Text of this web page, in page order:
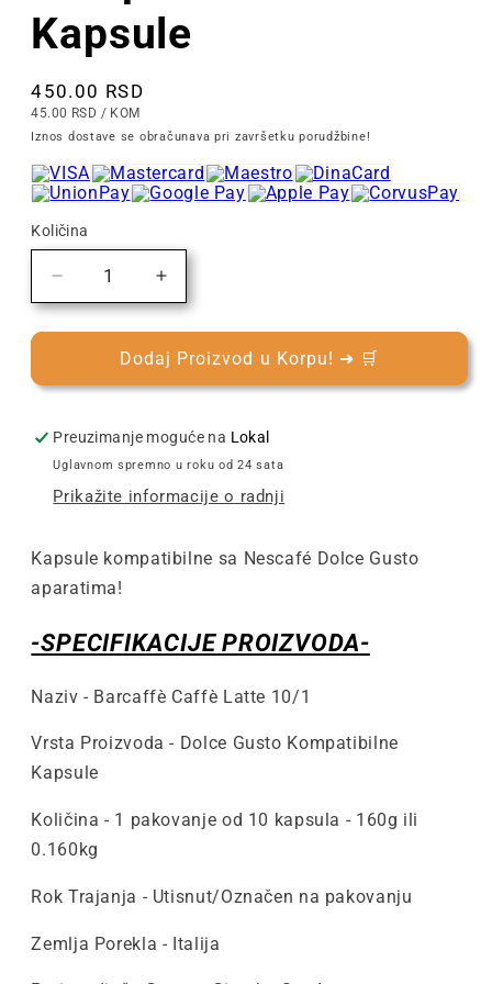
Kapsule
Cena
450.00 RSD
CENA
KOMADU
45.00 RSD / PO
KOM
Iznos dostave se obračunava pri završetku porudžbine!
Količina
Smanjite
količinu
za
Barcaffè
Caffè
10/1
|
Dolce
Gusto
Kapsule
Povećajte
količinu
za
Barcaffè
Caffè
10/1
Gusto
Kapsule
Dodaj Proizvod u Korpu! ➜ 🛒
Preuzimanje moguće na Lokal
Uglavnom spremno u roku od 24 sata
Prikažite informacije o radnji
Kapsule kompatibilne sa Nescafé Dolce Gusto
aparatima!
-SPECIFIKACIJE PROIZVODA-
Naziv - Barcaffè Caffè Latte 10/1
Vrsta Proizvoda - Dolce Gusto Kompatibilne
Kapsule
Količina - 1 pakovanje od 10 kapsula - 160g ili
0.160kg
Rok Trajanja - Utisnut/Označen na pakovanju
Zemlja Porekla - Italija